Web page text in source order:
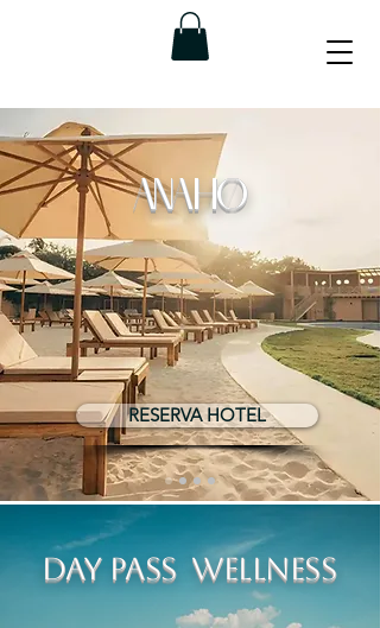
ANAHØ
RESERVA HOTEL
DAY PASSWELLNESS